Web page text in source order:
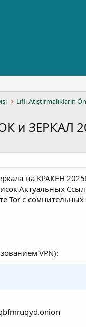
Lifli Atıştırmalıkların
и ЗЕРКАЛ
на КРАКЕH 2025!
Актуальных
Tor с сомнительных
VPN):